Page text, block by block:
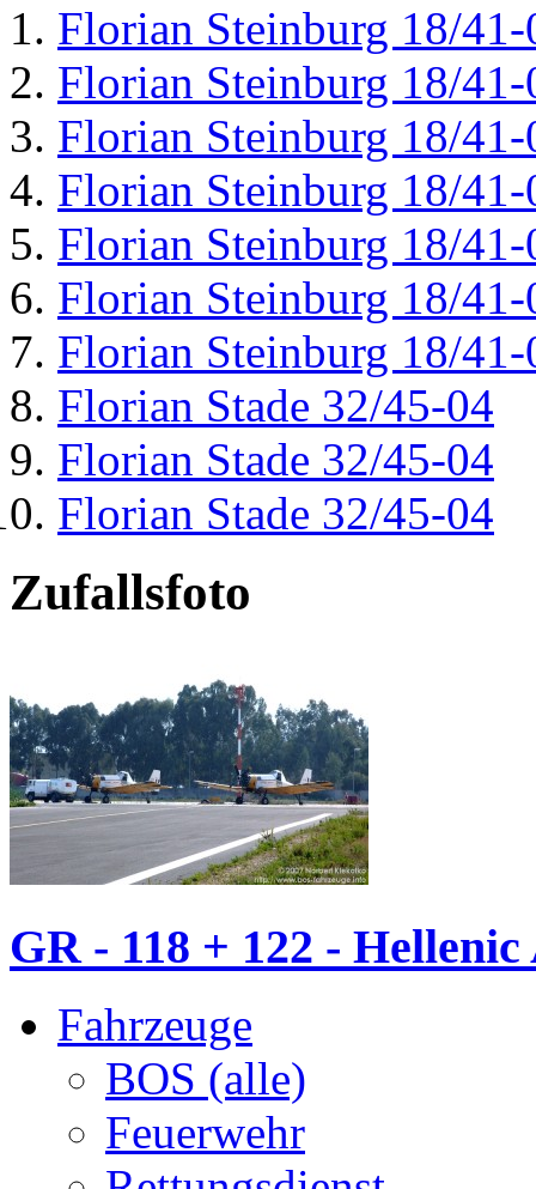
Florian Steinburg 18/41-
Florian Steinburg 18/41-
Florian Steinburg 18/41-
Florian Steinburg 18/41-
Florian Steinburg 18/41-
Florian Steinburg 18/41-
Florian Steinburg 18/41-
Florian Stade 32/45-04
Florian Stade 32/45-04
Florian Stade 32/45-04
Zufallsfoto
GR - 118 + 122 -
Fahrzeuge
BOS (alle)
Feuerwehr